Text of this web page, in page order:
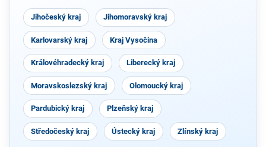
Jihočeský kraj Jihomoravský kraj
Karlovarský kraj Kraj Vysočina
Královéhradecký kraj Liberecký kraj
Moravskoslezský kraj Olomoucký kraj
Pardubický kraj Plzeňský kraj
Středočeský kraj Ústecký kraj Zlínský kraj